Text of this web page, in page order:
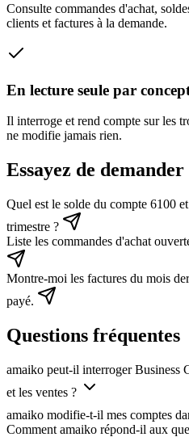
Consulte commandes d'achat,
clients et factures à la demande.
En lecture seule par
Il interroge et rend compte sur les
ne modifie jamais rien.
Essayez de demander
Quel est le solde du compte 6100
trimestre ?
Liste les commandes d'achat
Montre-moi les factures du mois
payé.
Questions fréquentes
amaiko peut-il interroger Business
et les ventes ?
amaiko modifie-t-il mes comptes
Comment amaiko répond-il aux